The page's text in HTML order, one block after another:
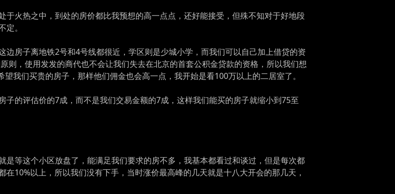
于火热之中，到处的房价都比我预想的高一点点，还好能接受，但殊不知对于好地段
。
边房子离地铁2号和4号线都很近，学区则是少城小学，而我们可以自己加上借贷的资
则，使用发发的商代也不会让我们失去在北京的首套公积金贷款的资格，所以我们想
我们买贵的房子，那样他们佣金也会高一点，我开始是看100万以上的二居室了。
子的评估价的7成，而不是我们交易金额的7成，这样我们能买的房子就缩小到75至
是等这个小区放盘了，能满足我们要求的房不多，我基本都看过和谈过，但是每次都
10%以上，所以我们没有下手，当时涨价最高峰的几天就是十八大开会的那几天，